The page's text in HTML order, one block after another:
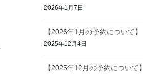
2026年1月7日
【2026年1月の予約について】
2025年12月4日
【2025年12月の予約について】